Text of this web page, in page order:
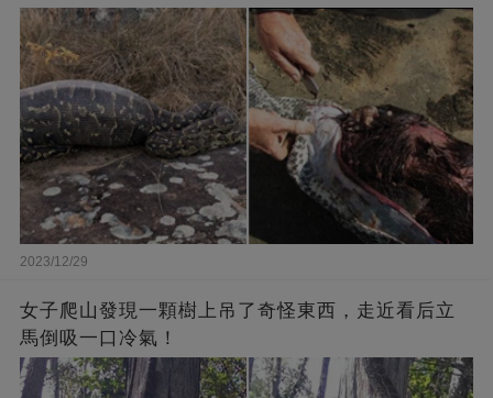
2023/12/29
女子爬山發現一顆樹上吊了奇怪東西，走近看后立
馬倒吸一口冷氣！